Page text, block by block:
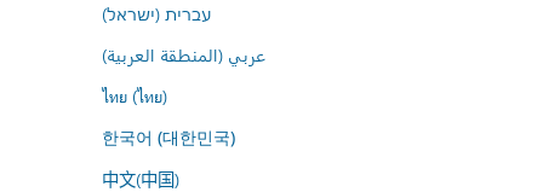
עברית (ישראל)
عربي (المنطقة العربية)
ไทย (ไทย)
한국어 (대한민국)
中文(中国)